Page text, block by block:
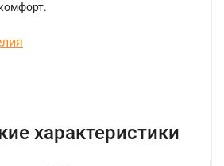
характеристики